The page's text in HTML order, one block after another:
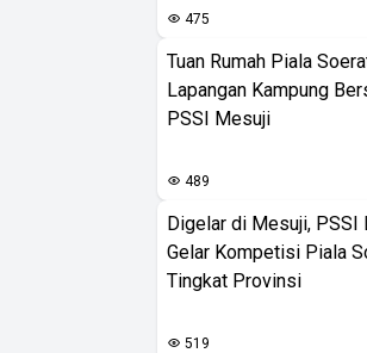
475
Tuan Rumah Piala
Lapangan Kampung
PSSI Mesuji
489
Digelar di Mesuji, PSSI
Gelar Kompetisi Piala
Tingkat Provinsi
519